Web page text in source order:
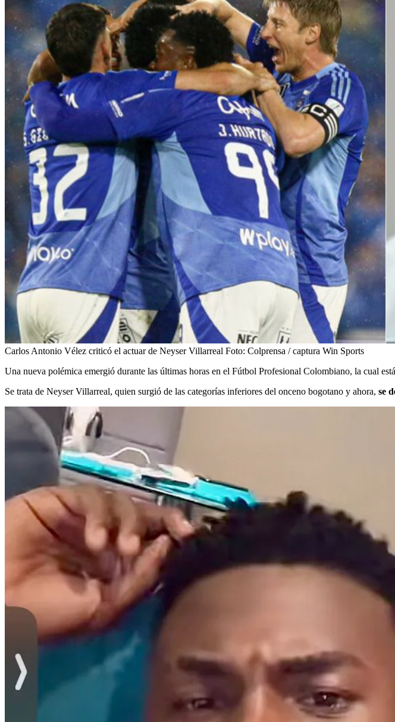
Carlos Antonio Vélez criticó el actuar de Neyser Villarreal Foto: Colprensa / captura Win Sports
Una nueva polémica emergió durante las últimas horas en el Fútbol Profesional Colombiano, la cual
Se trata de Neyser Villarreal, quien surgió de las categorías inferiores del onceno bogotano y ahora, se